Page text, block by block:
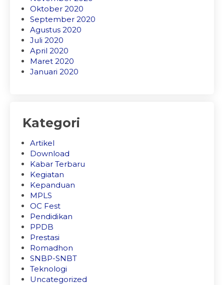
Oktober 2020
September 2020
Agustus 2020
Juli 2020
April 2020
Maret 2020
Januari 2020
Kategori
Artikel
Download
Kabar Terbaru
Kegiatan
Kepanduan
MPLS
OC Fest
Pendidikan
PPDB
Prestasi
Romadhon
SNBP-SNBT
Teknologi
Uncategorized